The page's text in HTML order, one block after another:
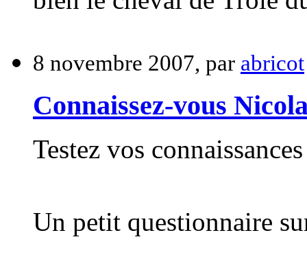
8 novembre 2007, par abricot
Connaissez-vous
Testez vos
Un petit questionnaire